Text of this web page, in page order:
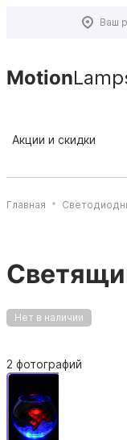
Ваш
Motion
Акции и скидки
Главная
Нет в наличии
2 фотографий